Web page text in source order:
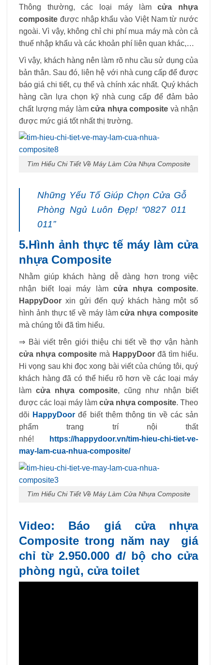
Thông thường, các loại máy làmcửa nhựa
composite được nhập khẩu vào Việt Nam từ nước
ngoài. Vì vậy, không chỉ chi phí mua máy mà còn cả
thuế nhập khẩu và các khoản phí liên quan khác,…
Vì vậy, khách hàng nên làm rõ nhu cầu sử dụng của
bản thân. Sau đó, liên hệ với nhà cung cấp để được
báo giá chi tiết, cụ thể và chính xác nhất. Quý khách
hàng cần lựa chọn kỹ nhà cung cấp để đảm bảo
chất lượng máy làm cửa nhựa composite và nhận
được mức giá tốt nhất thị trường.
Tìm Hiểu Chi Tiết Về Máy Làm Cửa Nhựa Composite
Những Yếu Tố Giúp Chọn Cửa Gỗ
Phòng Ngủ Luôn Đẹp! “0827 011
011”
5.Hình ảnh thực tế máy làm cửa
nhựa Composite
Nhằm giúp khách hàng dễ dàng hơn trong việc
nhận biết loại máy làm cửa nhựa composite.
HappyDoor xin gửi đến quý khách hàng một số
hình ảnh thực tế về máy làmcửa nhựa composite
mà chúng tôi đã tìm hiểu.
⇒ Bài viết trên giới thiệu chi tiết về thợ vận hành
cửa nhựa composite mà HappyDoor đã tìm hiểu.
Hi vọng sau khi đọc xong bài viết của chúng tôi, quý
khách hàng đã có thể hiểu rõ hơn về các loại máy
làm cửa nhựa composite, cũng như nhận biết
được các loại máy làm cửa nhựa composite. Theo
dõi HappyDoor để biết thêm thông tin về các sản
phẩm trang trí nội thất
nhé!
https://happydoor.vn/tim-hieu-chi-tiet-ve-
may-lam-cua-nhua-composite/
Tìm Hiểu Chi Tiết Về Máy Làm Cửa Nhựa Composite
Video: Báo giá cửa nhựa
Composite trong năm nay giá
chỉ từ 2.950.000 đ/ bộ cho cửa
phòng ngủ, cửa toilet